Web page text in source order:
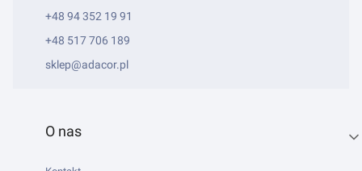
+48 94 352 19 91
+48 517 706 189
sklep@adacor.pl
Linki w stopce
O nas